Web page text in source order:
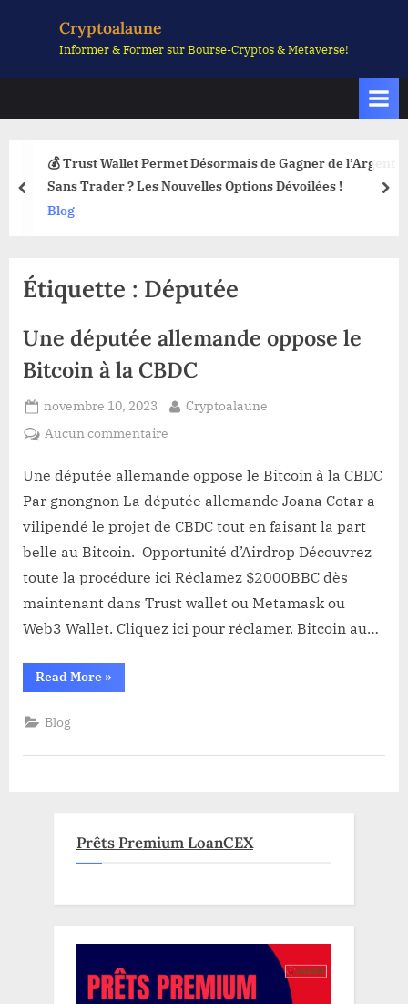
Cryptoalaune
Informer & Former sur Bourse-Cryptos & Metaverse!
💰 Trust Wallet Permet Désormais de Gagner de l’Argent
Sans Trader ? Les Nouvelles Options Dévoilées !
Blog
prev
Étiquette : Députée
Une députée allemande oppose le
Bitcoin à la CBDC
Posted
on
novembre 10, 2023 By
Cryptoalaune
Aucun commentaire
députée
allemande
le
Bitcoin
à
la
CBDC
Une députée allemande oppose le Bitcoin à la CBDC
Par gnongnon La députée allemande Joana Cotar a
vilipendé le projet de CBDC tout en faisant la part
belle au Bitcoin. Opportunité d’Airdrop Découvrez
toute la procédure ici Réclamez $2000BBC dès
maintenant dans Trust wallet ou Metamask ou
Web3 Wallet. Cliquez ici pour réclamer. Bitcoin au…
Read More“Une
députée
à
»
Blog
Prêts Premium LoanCEX